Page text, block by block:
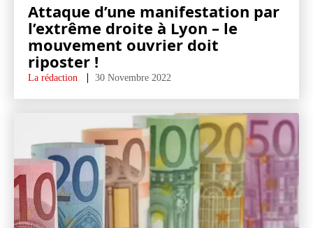
Attaque d’une manifestation par
l’extrême droite à Lyon – le
mouvement ouvrier doit
riposter !
La rédaction 30 Novembre 2022